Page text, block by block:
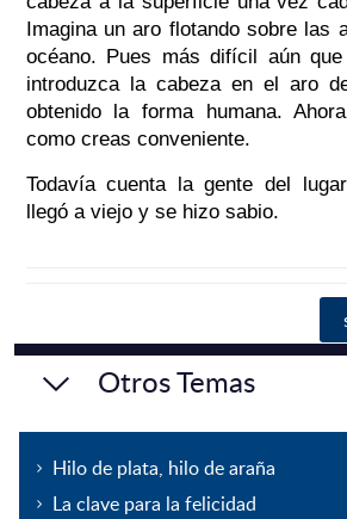
Imagina un aro flotando sobre las
océano. Pues más difícil aún
introduzca la cabeza en el aro
obtenido la forma humana.
como creas conveniente.
Todavía cuenta la gente del
llegó a viejo y se hizo sabio.
Otros Temas
Hilo de plata, hilo de araña
La clave para la felicidad